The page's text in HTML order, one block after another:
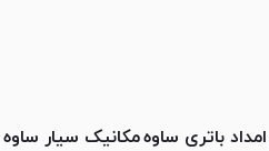
امداد باتری ساوهمکانیک سیار ساوه